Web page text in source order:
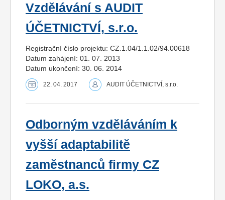
Vzdělávání s AUDIT
ÚČETNICTVÍ, s.r.o.
Registrační číslo projektu: CZ.1.04/1.1.02/94.00618
Datum zahájení: 01. 07. 2013
Datum ukončení: 30. 06. 2014
22. 04. 2017 AUDIT ÚČETNICTVÍ, s.r.o.
Odborným vzděláváním k
vyšší adaptabilitě
zaměstnanců firmy CZ
LOKO, a.s.